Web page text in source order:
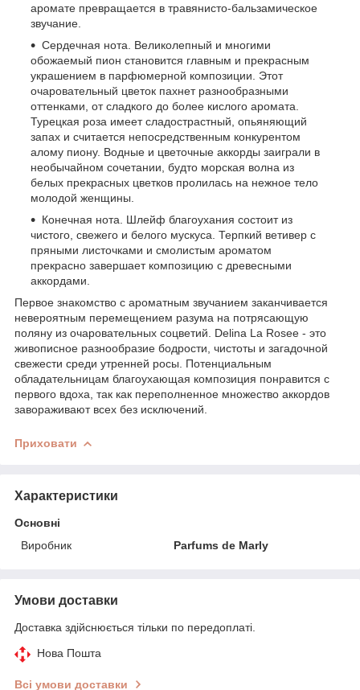
аромате превращается в травянисто-бальзамическое
звучание.
Сердечная нота. Великолепный и многими
обожаемый пион становится главным и прекрасным
украшением в парфюмерной композиции. Этот
очаровательный цветок пахнет разнообразными
оттенками, от сладкого до более кислого аромата.
Турецкая роза имеет сладострастный, опьяняющий
запах и считается непосредственным конкурентом
алому пиону. Водные и цветочные аккорды заиграли в
необычайном сочетании, будто морская волна из
белых прекрасных цветков пролилась на нежное тело
молодой женщины.
Конечная нота. Шлейф благоухания состоит из
чистого, свежего и белого мускуса. Терпкий ветивер с
пряными листочками и смолистым ароматом
прекрасно завершает композицию с древесными
аккордами.
Первое знакомство с ароматным звучанием заканчивается
невероятным перемещением разума на потрясающую
поляну из очаровательных соцветий. Delina La Rosee - это
живописное разнообразие бодрости, чистоты и загадочной
свежести среди утренней росы. Потенциальным
обладательницам благоухающая композиция понравится с
первого вдоха, так как переполненное множество аккордов
завораживают всех без исключений.
Приховати
Характеристики
Основні
Виробник
Parfums de Marly
Умови доставки
Доставка здійснюється тільки по передоплаті.
Нова Пошта
Всі умови доставки